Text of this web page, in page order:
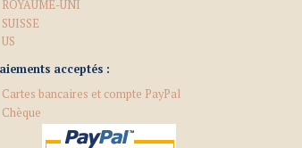
ROYAUME-UNI
SUISSE
US
acceptés :
Cartes bancaires et compte PayPal
Chèque